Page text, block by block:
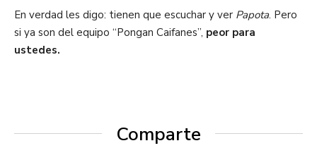
En verdad les digo: tienen que escuchar y ver Papota. Pero
si ya son del equipo “Pongan Caifanes”, peor para
ustedes.
Comparte